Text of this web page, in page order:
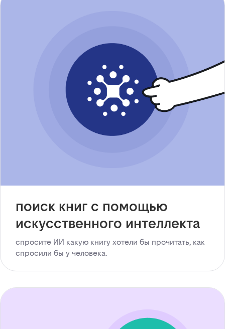
поиск книг с помощью
искусственного интеллекта
спросите ИИ какую книгу хотели бы прочитать, как
спросили бы у человека.